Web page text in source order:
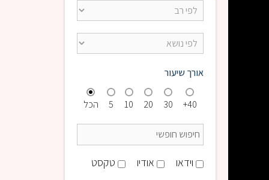
אורך שיעור
הכל 5 10 20 30 40+
וידאו אודיו טקסט